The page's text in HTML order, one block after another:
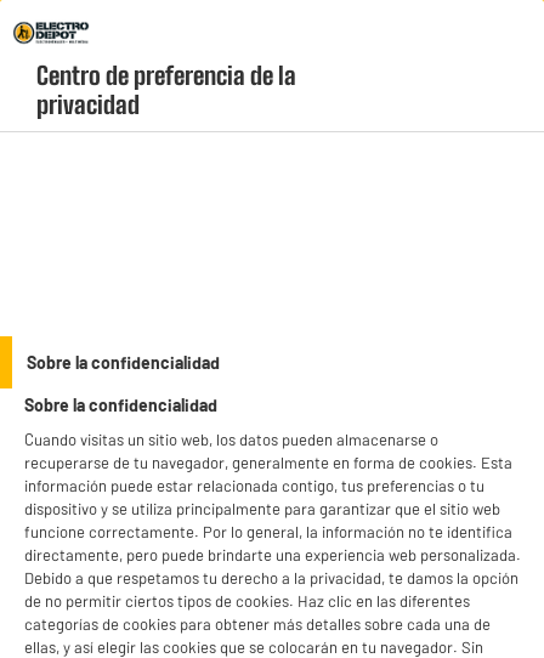
Menú
geolocation-header-icon-text
account
mejor relación calidad-precio para disfrutar de tu terraza. Haz tu pedido ahora
hoy mismo gracias al servicio Click&Collect.
current-store
LEGANÉS, MADRID
productItem__availability-
change-btn
product_list_sticky_button_Filter
Robot Limpiafondos Inalámbrico AIPER Scuba SE
80m2 autonomía de 90min Filtro 2L
Centro de preferencia de la
privacidad
Sobre la confidencialidad
Sobre la confidencialidad
Cuando visitas un sitio web, los datos pueden almacenarse o
recuperarse de tu navegador, generalmente en forma de cookies. Esta
información puede estar relacionada contigo, tus preferencias o tu
dispositivo y se utiliza principalmente para garantizar que el sitio web
funcione correctamente. Por lo general, la información no te identifica
directamente, pero puede brindarte una experiencia web personalizada.
Debido a que respetamos tu derecho a la privacidad, te damos la opción
de no permitir ciertos tipos de cookies. Haz clic en las diferentes
categorías de cookies para obtener más detalles sobre cada una de
ellas, y así elegir las cookies que se colocarán en tu navegador. Sin